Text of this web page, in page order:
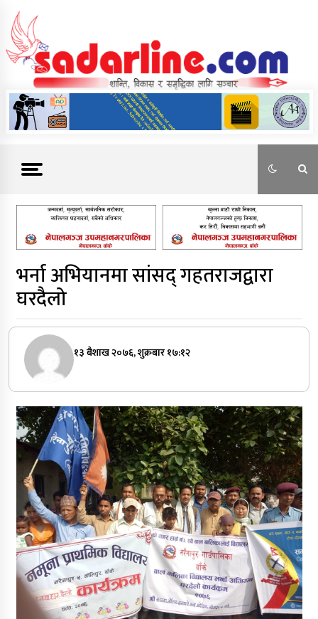
content
News For Nepal
भर्ना अभियानमा सांसद् गहतराजद्वारा
घरदैलो
१३ बैशाख २०७६, शुक्रबार १७:१२